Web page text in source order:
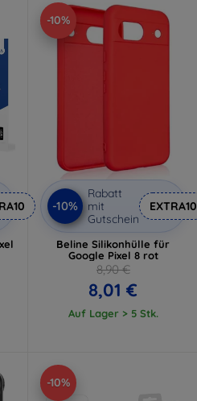
-10%
-10%
Rabatt
mit
Gutschein
EXTRA10
Beline Silikonhülle für
Google Pixel 8 rot
8,90 €
8,01 €
Auf Lager > 5 Stk.
-10%